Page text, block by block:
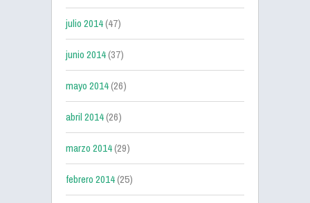
julio 2014(47)
junio 2014(37)
mayo 2014(26)
abril 2014(26)
marzo 2014(29)
febrero 2014(25)